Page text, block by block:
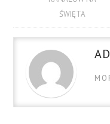
ŚWIĘTA